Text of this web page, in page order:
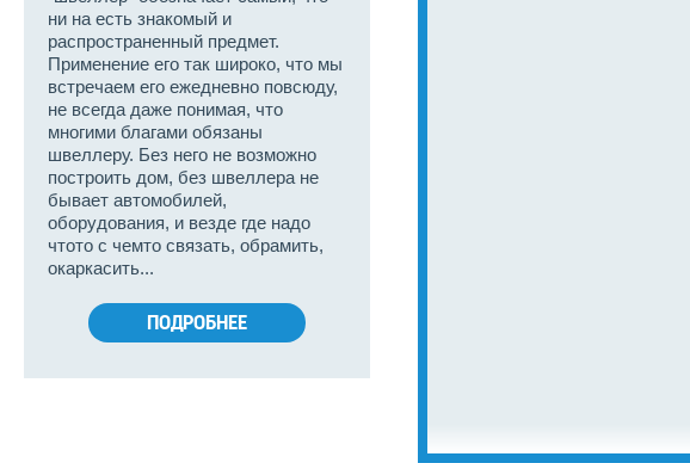
ни на есть знакомый и
распространенный предмет.
Применение его так широко, что мы
встречаем его ежедневно повсюду,
не всегда даже понимая, что
многими благами обязаны
швеллеру. Без него не возможно
построить дом, без швеллера не
бывает автомобилей,
оборудования, и везде где надо
чтото с чемто связать, обрамить,
окаркасить...
ПОДРОБНЕЕ